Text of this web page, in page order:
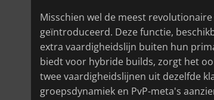
Misschien wel de meest
geïntroduceerd. Deze functie,
extra vaardigheidslijn buiten hun
biedt voor hybride builds, zorgt het
twee vaardigheidslijnen uit dezelfde
groepsdynamiek en PvP-meta's